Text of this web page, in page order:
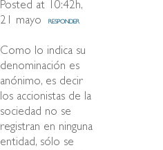
Posted at 10:42h,
21 mayo
RESPONDER
Como lo indica su
denominación es
anónimo, es decir
los accionistas de la
sociedad no se
registran en ninguna
entidad, sólo se